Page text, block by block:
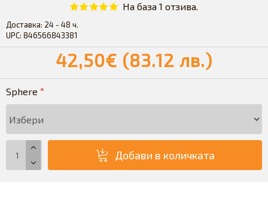
Доставка: 24 - 48 ч.
UPC: 846566843381
На база 1 отзива.
42,50€ (83.12 лв.)
Sphere
Добави в количката